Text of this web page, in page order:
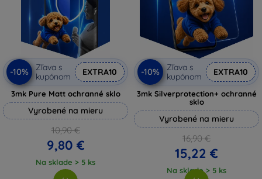
-10%
Zľava s
kupónom
EXTRA10
3mk Pure Matt ochranné sklo
Vyrobené na mieru
10,90 €
9,80 €
Na sklade > 5 ks
-10%
Zľava s
kupónom
EXTRA10
3mk Silverprotection+ ochranné
sklo
Vyrobené na mieru
16,90 €
15,22 €
Na sklade > 5 ks